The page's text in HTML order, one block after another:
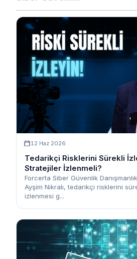
12 Haz 2026
Tedarikçi Risklerini Sürekli
Stratejiler İzlenmeli?
Forcerta Siber Güvenlik
Ayşim Nikralı, tedarikçi risklerini
izlenmesi g...